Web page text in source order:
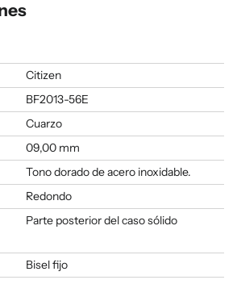
Citizen
BF2013-56E
Cuarzo
09,00 mm
Tono dorado de acero inoxidable.
Redondo
Parte posterior del caso sólido
Bisel fijo